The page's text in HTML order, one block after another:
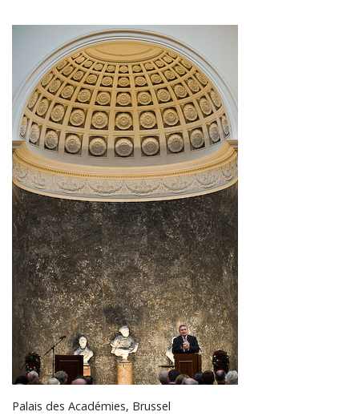
Palais des Académies, Brussel